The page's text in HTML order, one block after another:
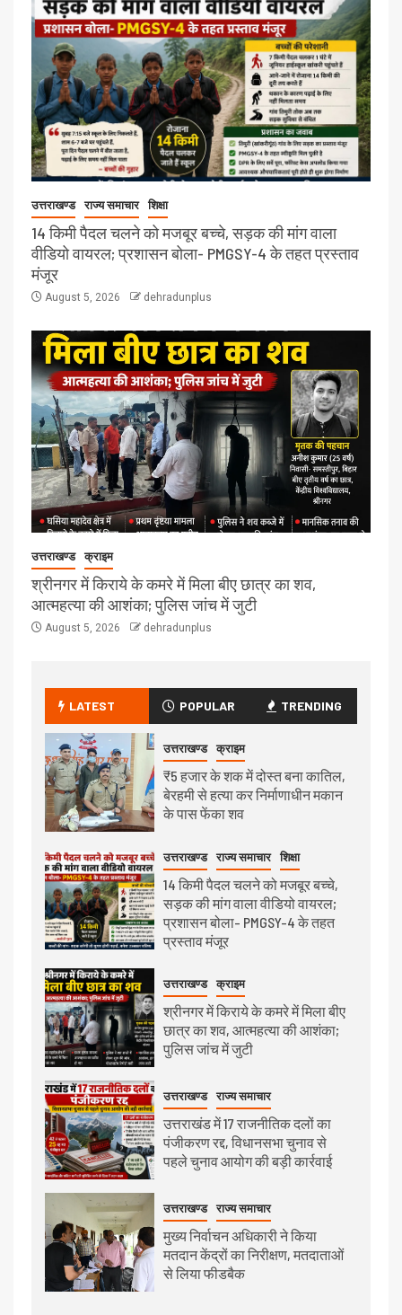
उत्तराखण्ड राज्य समाचार शिक्षा
14 किमी पैदल चलने को मजबूर बच्चे, सड़क की मांग वाला
वीडियो वायरल; प्रशासन बोला- PMGSY-4 के तहत प्रस्ताव
मंजूर
August 5, 2026 dehradunplus
उत्तराखण्ड क्राइम
श्रीनगर में किराये के कमरे में मिला बीए छात्र का शव,
आत्महत्या की आशंका; पुलिस जांच में जुटी
August 5, 2026 dehradunplus
LATEST POPULAR TRENDING
उत्तराखण्ड क्राइम
₹5 हजार के शक में दोस्त बना कातिल,
बेरहमी से हत्या कर निर्माणाधीन मकान
के पास फेंका शव
उत्तराखण्ड राज्य समाचार शिक्षा
14 किमी पैदल चलने को मजबूर बच्चे,
सड़क की मांग वाला वीडियो वायरल;
प्रशासन बोला- PMGSY-4 के तहत
प्रस्ताव मंजूर
उत्तराखण्ड क्राइम
श्रीनगर में किराये के कमरे में मिला बीए
छात्र का शव, आत्महत्या की आशंका;
पुलिस जांच में जुटी
उत्तराखण्ड राज्य समाचार
उत्तराखंड में 17 राजनीतिक दलों का
पंजीकरण रद्द, विधानसभा चुनाव से
पहले चुनाव आयोग की बड़ी कार्रवाई
उत्तराखण्ड राज्य समाचार
मुख्य निर्वाचन अधिकारी ने किया
मतदान केंद्रों का निरीक्षण, मतदाताओं
से लिया फीडबैक